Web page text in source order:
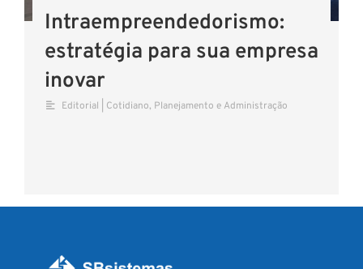
Intraempreendedorismo:
estratégia para sua empresa
inovar
Editorial | Cotidiano, Planejamento e Administração